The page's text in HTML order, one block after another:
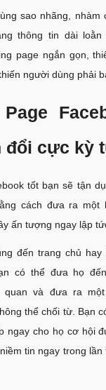
sao nhãng, nhàm
thông tin dài loằn
page ngắn gọn,
người dùng phải
đổi cực kỳ
tốt bạn sẽ tận
cách đưa ra một
ấn tượng ngay lập
đến trang chủ
có thể đưa họ
quan và đưa ra
thể chối từ. Bạn
ngay cho họ cơ hội
tin ngay trong lần